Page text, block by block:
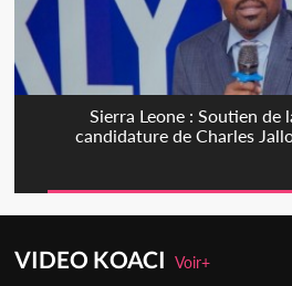
Sierra Leone : Soutien de
candidature de Charles
VIDEO KOACIVoir+